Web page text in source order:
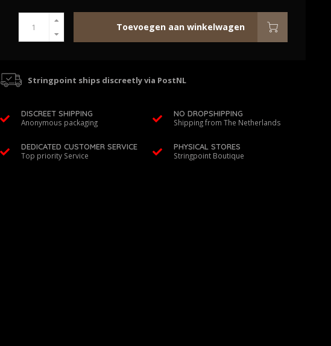
Toevoegen aan winkelwagen
Stringpoint ships discreetly via PostNL
DISCREET SHIPPING
Anonymous packaging
NO DROPSHIPPING
Shipping from The Netherlands
DEDICATED CUSTOMER SERVICE
Top priority Service
PHYSICAL STORES
Stringpoint Boutique